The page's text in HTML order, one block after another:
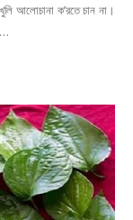
আলোচানা ক’রতে চান না।